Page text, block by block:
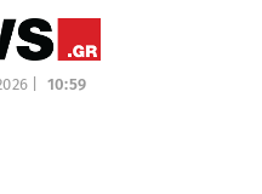
| 10:59